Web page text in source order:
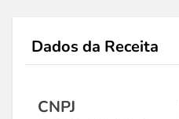
Dados da Receita
CNPJ